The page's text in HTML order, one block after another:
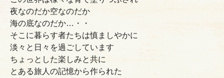
夜なのだか空なのだか
海の底なのだか…・・
そこに暮らす者たちは慎ましやかに
淡々と日々を過ごしています
ちょっとした楽しみと共に
とある旅人の記憶から作られた